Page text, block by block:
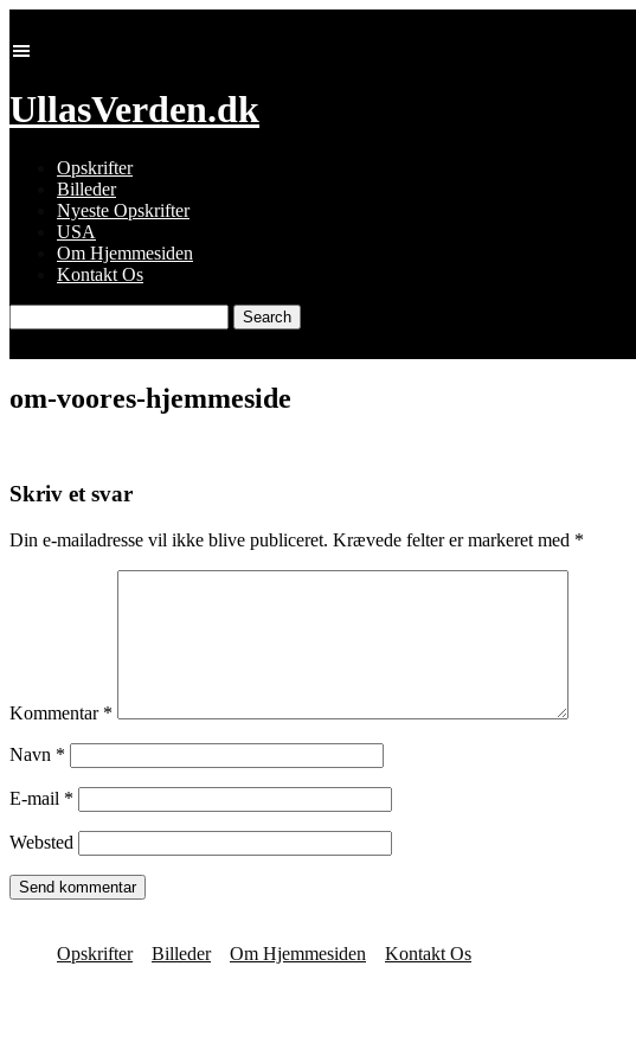
content
UllasVerden.dk
Opskrifter
Billeder
Nyeste Opskrifter
USA
Om Hjemmesiden
Kontakt Os
for:
om-voores-hjemmeside
Skriv et svar
Din e-mailadresse vil ikke blive publiceret. Krævede felter er markeret med *
Kommentar *
Navn *
E-mail *
Websted
Opskrifter Billeder Om Hjemmesiden Kontakt Os